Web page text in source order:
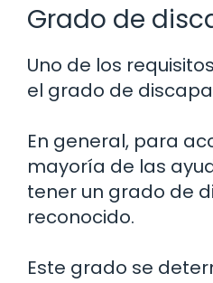
Grado de
Uno de los
el grado de
En general, para
mayoría de las
tener un grado de
reconocido.
Este grado se